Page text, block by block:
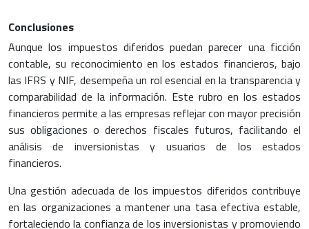
Conclusiones
Aunque los impuestos diferidos puedan parecer una ficción
contable, su reconocimiento en los estados financieros, bajo
las IFRS y NIF, desempeña un rol esencial en la transparencia y
comparabilidad de la información. Este rubro en los estados
financieros permite a las empresas reflejar con mayor precisión
sus obligaciones o derechos fiscales futuros, facilitando el
análisis de inversionistas y usuarios de los estados
financieros.
Una gestión adecuada de los impuestos diferidos contribuye
en las organizaciones a mantener una tasa efectiva estable,
fortaleciendo la confianza de los inversionistas y promoviendo